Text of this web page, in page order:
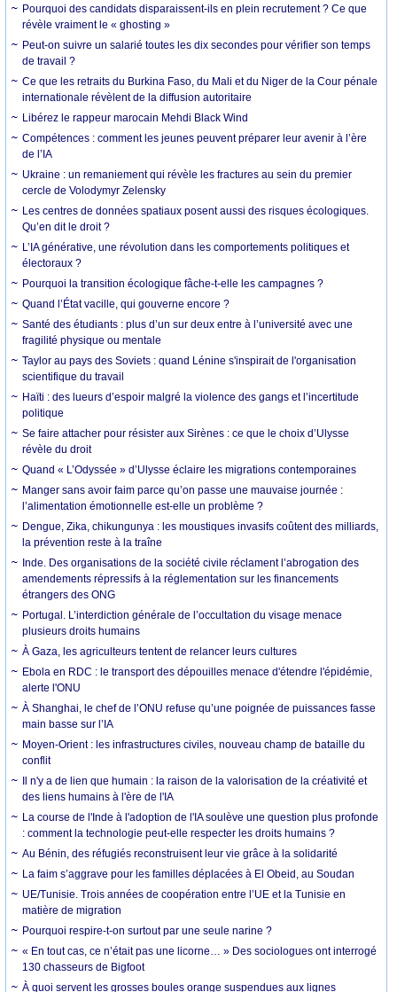
Pourquoi des candidats disparaissent-ils en plein recrutement ? Ce que
révèle vraiment le « ghosting »
Peut-on suivre un salarié toutes les dix secondes pour vérifier son temps
de travail ?
Ce que les retraits du Burkina Faso, du Mali et du Niger de la Cour pénale
internationale révèlent de la diffusion autoritaire
Libérez le rappeur marocain Mehdi Black Wind
Compétences : comment les jeunes peuvent préparer leur avenir à l’ère
de l’IA
Ukraine : un remaniement qui révèle les fractures au sein du premier
cercle de Volodymyr Zelensky
Les centres de données spatiaux posent aussi des risques écologiques.
Qu’en dit le droit ?
L’IA générative, une révolution dans les comportements politiques et
électoraux ?
Pourquoi la transition écologique fâche-t-elle les campagnes ?
Quand l’État vacille, qui gouverne encore ?
Santé des étudiants : plus d’un sur deux entre à l’université avec une
fragilité physique ou mentale
Taylor au pays des Soviets : quand Lénine s'inspirait de l'organisation
scientifique du travail
Haïti : des lueurs d’espoir malgré la violence des gangs et l’incertitude
politique
Se faire attacher pour résister aux Sirènes : ce que le choix d’Ulysse
révèle du droit
Quand « L’Odyssée » d’Ulysse éclaire les migrations contemporaines
Manger sans avoir faim parce qu’on passe une mauvaise journée :
l’alimentation émotionnelle est-elle un problème ?
Dengue, Zika, chikungunya : les moustiques invasifs coûtent des milliards,
la prévention reste à la traîne
Inde. Des organisations de la société civile réclament l’abrogation des
amendements répressifs à la réglementation sur les financements
étrangers des ONG
Portugal. L’interdiction générale de l’occultation du visage menace
plusieurs droits humains
À Gaza, les agriculteurs tentent de relancer leurs cultures
Ebola en RDC : le transport des dépouilles menace d'étendre l'épidémie,
alerte l'ONU
À Shanghai, le chef de l’ONU refuse qu’une poignée de puissances fasse
main basse sur l’IA
Moyen-Orient : les infrastructures civiles, nouveau champ de bataille du
conflit
Il n'y a de lien que humain : la raison de la valorisation de la créativité et
des liens humains à l'ère de l'IA
La course de l'Inde à l'adoption de l'IA soulève une question plus profonde
: comment la technologie peut-elle respecter les droits humains ?
Au Bénin, des réfugiés reconstruisent leur vie grâce à la solidarité
La faim s’aggrave pour les familles déplacées à El Obeid, au Soudan
UE/Tunisie. Trois années de coopération entre l’UE et la Tunisie en
matière de migration
Pourquoi respire-t-on surtout par une seule narine ?
« En tout cas, ce n’était pas une licorne… » Des sociologues ont interrogé
130 chasseurs de Bigfoot
À quoi servent les grosses boules orange suspendues aux lignes